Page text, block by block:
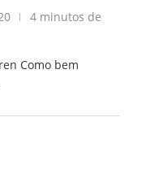
4 minutos de
Como bem